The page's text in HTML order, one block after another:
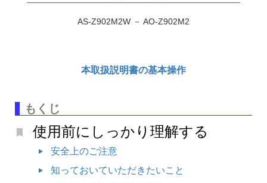
AS-Z902M2W － AO-Z902M2
本取扱説明書の基本操作
もくじ
使用前にしっかり理解する
安全上のご注意
知っておいていただきたいこと